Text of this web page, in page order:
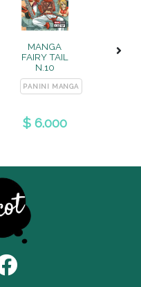
MANGA
FAIRY TAIL
N.10
PANINI MANGA
$ 6.000